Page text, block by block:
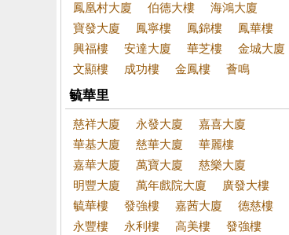
鳳凰村大廈
伯德大樓
海鴻大廈
寶發大廈
鳳寧樓 鳳錦樓
鳳華樓
興福樓
安達大廈 華芝樓
金城大廈
文顯樓
成功樓 金鳳樓 薈鳴
毓華里
慈祥大廈 永發大廈
嘉喜大廈
華基大廈
慈華大廈
華麗樓
嘉華大廈
萬寶大廈
慈樂大廈
明豐大廈
萬年戲院大廈
廣發大樓
毓華樓
發強樓 嘉茜大廈
德慈樓
永豐樓
永利樓 高美樓 發強樓